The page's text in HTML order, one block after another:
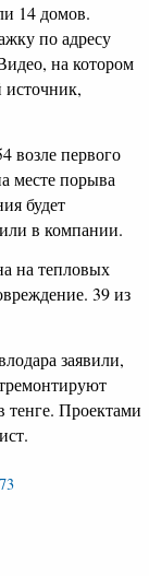
14 домов.
по адресу
на котором
источник,
первого
месте порыва
будет
в компании.
на тепловых
39 из
заявили,
тенге. Проектами